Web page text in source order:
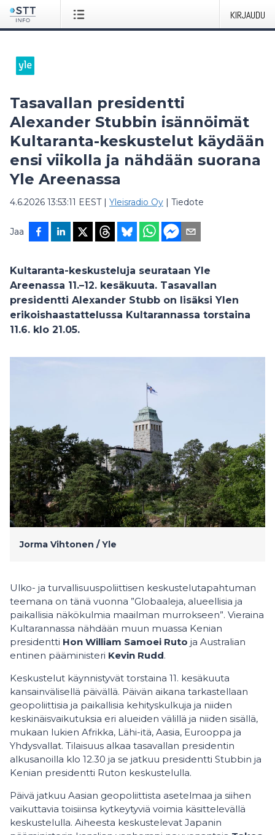
KIRJAUDU
Tasavallan presidentti
Alexander Stubbin isännöimät
Kultaranta-keskustelut käydään
ensi viikolla ja nähdään suorana
Yle Areenassa
4.6.2026 13:53:11 EEST| Yleisradio Oy | Tiedote
Jaa
Kultaranta-keskusteluja seurataan Yle
Areenassa 11.–12. kesäkuuta. Tasavallan
presidentti Alexander Stubb on lisäksi Ylen
erikoishaastattelussa Kultarannassa torstaina
11.6. klo 21.05.
Jorma Vihtonen / Yle
Ulko- ja turvallisuuspoliittisen keskustelutapahtuman
teemana on tänä vuonna ”Globaaleja, alueellisia ja
paikallisia näkökulmia maailman murrokseen”. Vieraina
Kultarannassa nähdään muun muassa Kenian
presidentti Hon William Samoei Ruto ja Australian
entinen pääministeri Kevin Rudd.
Keskustelut käynnistyvät torstaina 11. kesäkuuta
kansainvälisellä päivällä. Päivän aikana tarkastellaan
geopoliittisia ja paikallisia kehityskulkuja ja niiden
keskinäisvaikutuksia eri alueiden välillä ja niiden sisällä,
mukaan lukien Afrikka, Lähi-itä, Aasia, Eurooppa ja
Yhdysvallat. Tilaisuus alkaa tasavallan presidentin
alkusanoilla klo 12.30 ja se jatkuu presidentti Stubbin ja
Kenian presidentti Ruton keskustelulla.
Päivä jatkuu Aasian geopoliittista asetelmaa ja siihen
vaikuttavia toisiinsa kytkeytyviä voimia käsittelevällä
keskustelulla. Aiheesta keskustelevat Japanin